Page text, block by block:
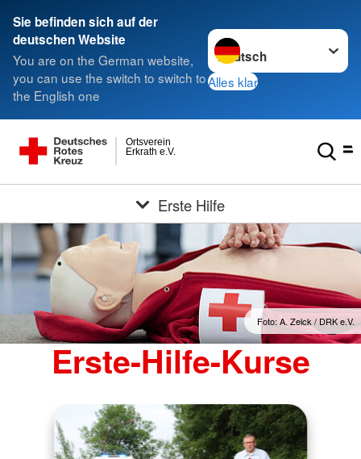
Sie befinden sich auf der
deutschen Website
You are on the German website,
you can use the switch to switch to
the English one
Sprache wechseln zu
Alles klar
Erkrath e.V.
Ortsverein
Erste Hilfe
Foto: A. Zelck / DRK e.V.
Erste-Hilfe-Kurse